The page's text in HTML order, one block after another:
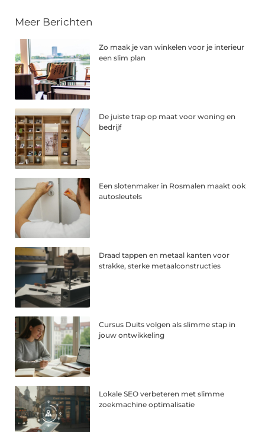
Meer Berichten
Zo maak je van winkelen voor je interieur
een slim plan
De juiste trap op maat voor woning en
bedrijf
Een slotenmaker in Rosmalen maakt ook
autosleutels
Draad tappen en metaal kanten voor
strakke, sterke metaalconstructies
Cursus Duits volgen als slimme stap in
jouw ontwikkeling
Lokale SEO verbeteren met slimme
zoekmachine optimalisatie